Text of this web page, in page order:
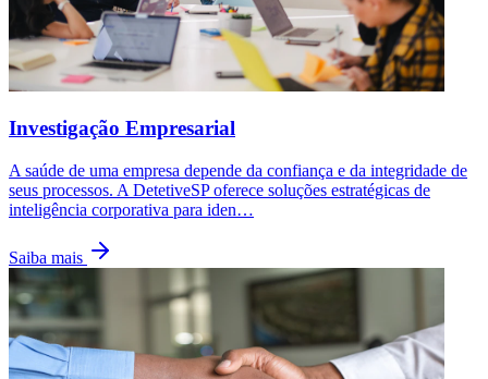
Investigação Empresarial
A saúde de uma empresa depende da confiança e da integridade de
seus processos. A DetetiveSP oferece soluções estratégicas de
inteligência corporativa para iden…
Saiba mais